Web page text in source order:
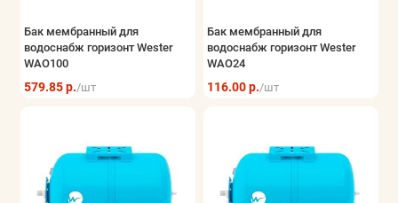
Бак мембранный для
водоснабж горизонт Wester
WAO100
579.85 р./шт
Бак мембранный для
водоснабж горизонт Wester
WAO24
116.00 р./шт